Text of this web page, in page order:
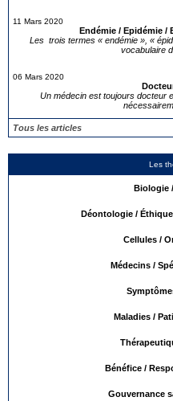
11 Mars 2020
Endémie / Epidémie /
Les trois termes « endémie », «
vocabulaire
06 Mars 2020
Un médecin est toujours docteur
Tous les articles
Les
Biologie
Déontologie /
Cellules /
Médecins /
Maladies /
Bénéfice /
Gouvernance